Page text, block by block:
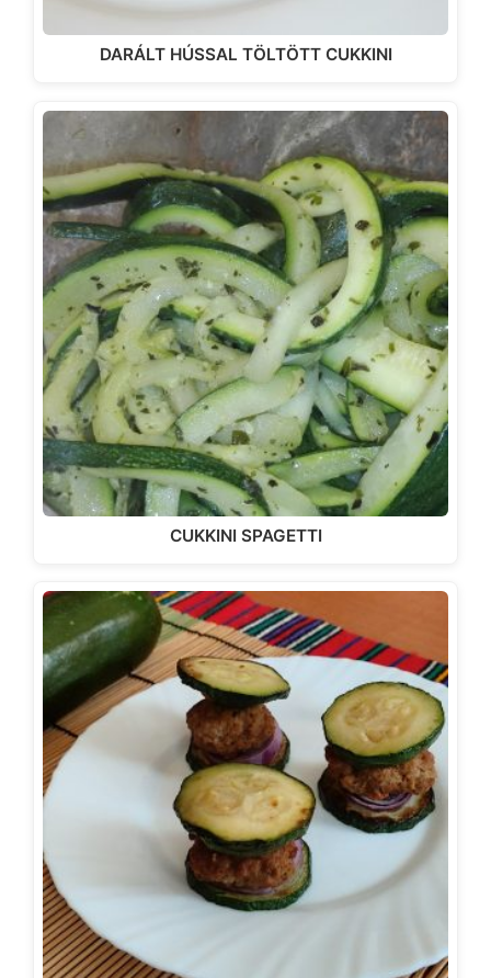
DARÁLT HÚSSAL TÖLTÖTT CUKKINI
CUKKINI SPAGETTI